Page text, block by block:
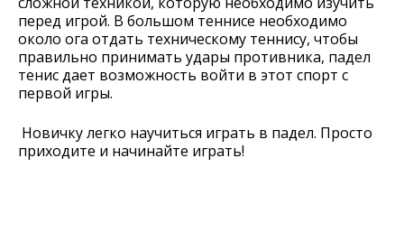
перед игрой. В большом теннисе необходимо
около ога отдать техническому теннису, чтобы
правильно принимать удары противника, падел
тенис дает возможность войти в этот спорт с
первой игры.
Новичку легко научиться играть в падел. Просто
приходите и начинайте играть!